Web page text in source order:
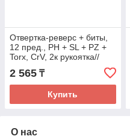
Отвертка-реверс + биты,
12 пред., PH + SL + PZ +
Torx, CrV, 2к рукоятка//
2 565 ₸
Купить
О нас